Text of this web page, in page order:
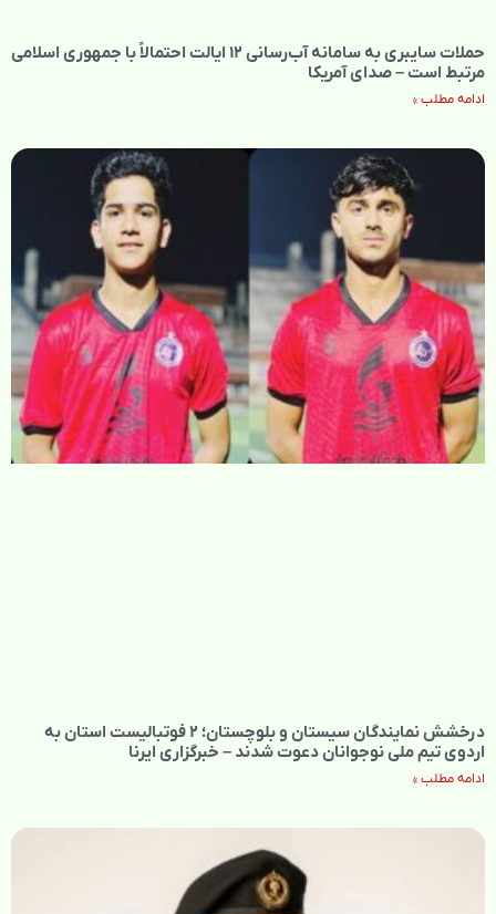
حملات سایبری به سامانه آب‌رسانی ۱۲ ایالت احتمالاً با جمهوری اسلامی
مرتبط است – صدای آمریکا
ادامه مطلب »
درخشش نمایندگان سیستان و بلوچستان؛ ۲ فوتبالیست استان به
اردوی تیم ملی نوجوانان دعوت شدند – خبرگزاری ایرنا
ادامه مطلب »